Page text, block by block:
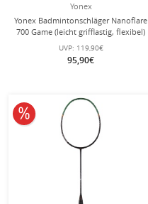
Yonex
Yonex Badmintonschläger Nanoflare
700 Game (leicht grifflastig, flexibel)
silber - besaitet -
UVP: 119,90€
95,90€
10% reduziert